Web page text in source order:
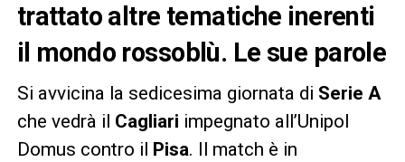
trattato altre tematiche inerenti
il mondo rossoblù. Le sue parole
Si avvicina la sedicesima giornata di Serie A
che vedrà il Cagliari impegnato all’Unipol
Domus contro il Pisa. Il match è in